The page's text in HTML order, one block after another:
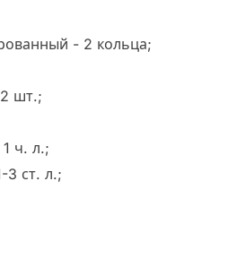
- 2 кольца;
шт.;
ч. л.;
3 ст. л.;